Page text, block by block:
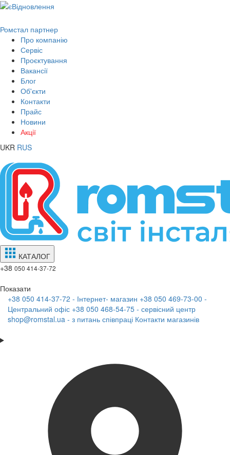
Ромстал партнер
Про компанію
Сервіс
Проєктування
Вакансії
Блог
Об'єкти
Контакти
Прайс
Новини
Акції
UKR RUS
КАТАЛОГ
+38 050 414-37-72
Показати
+38 050 414-37-72 - Інтернет- магазин +38 050 469-73-00 -
Центральний офіс +38 050 468-54-75 - сервісний центр
shop@romstal.ua - з питань співпраці Контакти магазинів